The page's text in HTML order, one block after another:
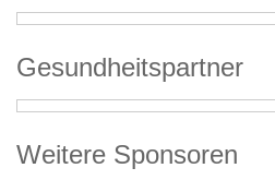
Gesundheitspartner
Weitere Sponsoren